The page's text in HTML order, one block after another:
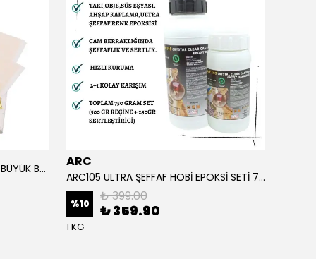
ALTIN YAPRAK VARAK SANATSAL BÜYÜK BOY FOLYO EPOKSİ REÇİNE NAİL ART 90 ADET 14X14 CM ALTIN RENK ARC
ARC105 ULTRA ŞEFFAF HOBİ EPOKSİ SETİ 750 GRAM
%10 ₺ 399.00
₺ 359.90
1 KG